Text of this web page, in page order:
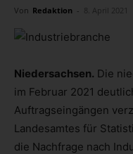
Von Redaktion - 8. April 2021
Niedersachsen. Die
im Februar 2021
Auftragseingängen
Landesamtes für
die Nachfrage nach